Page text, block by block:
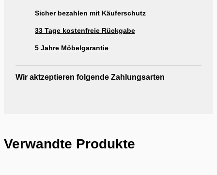
Sicher bezahlen mit Käuferschutz
33 Tage kostenfreie Rückgabe
5 Jahre Möbelgarantie
Wir aktzeptieren folgende Zahlungsarten
Verwandte Produkte